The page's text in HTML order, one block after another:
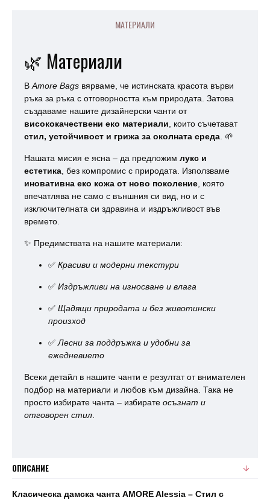
МАТЕРИАЛИ
🌿 Материали
В Amore Bags вярваме, че истинската красота върви
ръка за ръка с отговорността към природата. Затова
създаваме нашите дизайнерски чанти от
висококачествени еко материали , които съчетават
стил, устойчивост и грижа за околната среда . 🌱
Нашата мисия е ясна – да предложим лукс и
естетика , без компромис с природата. Използваме
иновативна еко кожа от ново поколение , която
впечатлява не само с външния си вид, но и с
изключителната си здравина и издръжливост във
времето.
✨ Предимствата на нашите материали:
✅ Красиви и модерни текстури
✅ Издръжливи на износване и влага
✅ Щадящи природата и без животински
произход
✅ Лесни за поддръжка и удобни за
ежедневието
Всеки детайл в нашите чанти е резултат от внимателен
подбор на материали и любов към дизайна. Така не
просто избирате чанта – избирате осъзнат и
отговорен стил
ОПИСАНИЕ
Класическа дамска чанта AMORE Alessia – Стил с